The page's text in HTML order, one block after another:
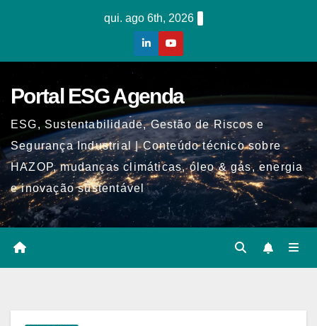
qui. ago 6th, 2026
Portal ESG Agenda
ESG, Sustentabilidade, Gestão de Riscos e
Segurança Industrial | Conteúdo técnico sobre
HAZOP, mudanças climáticas, óleo & gás, energia
e inovação sustentável